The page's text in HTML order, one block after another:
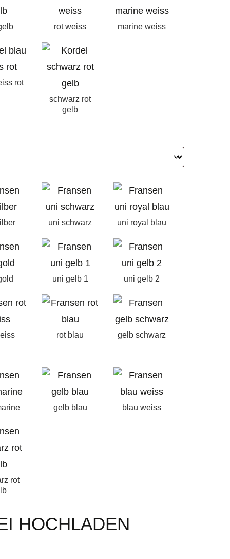
rot weiss marine weiss
rot
schwarz rot
gelb
uni schwarz uni royal blau
uni gelb 1 uni gelb 2
rot blau gelb schwarz
gelb blau blau weiss
rot
HOCHLADEN